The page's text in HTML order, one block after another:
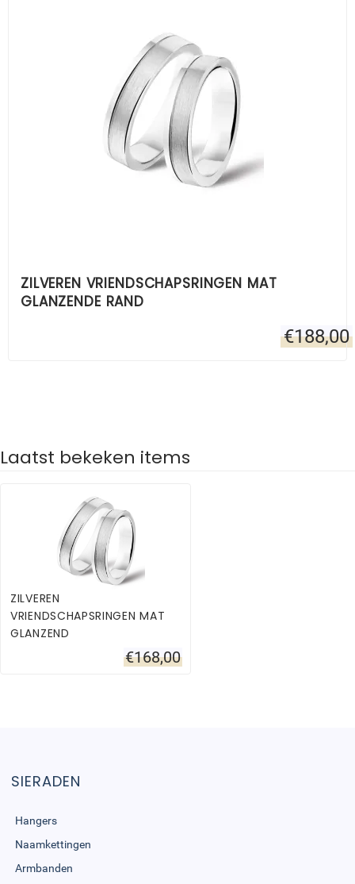
ZILVEREN VRIENDSCHAPSRINGEN MAT
GLANZENDE RAND
€188,00
Laatst bekeken items
ZILVEREN
VRIENDSCHAPSRINGEN MAT
GLANZEND
€168,00
SIERADEN
Hangers
Naamkettingen
Armbanden